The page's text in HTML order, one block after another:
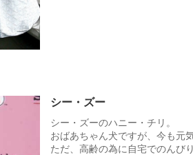
シー・ズー
シー・ズーのハニー・チリ。
おばあちゃん犬ですが、今も元気
ただ、高齢の為に自宅でのんび